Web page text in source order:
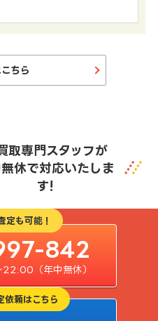
ちら
取専門スタッフが
休で対応いたしま
す!
定も可能！
842
（年中無休）
頼はこちら